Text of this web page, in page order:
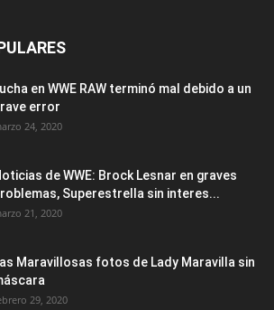
en WWE RAW terminó mal debido a un
error
24, 2020
de WWE: Brock Lesnar en graves
Superestrella sin interes...
21, 2020
Maravillosas fotos de Lady Maravilla sin
29, 2020